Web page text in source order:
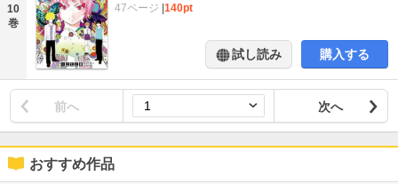
10
巻
47ページ |140pt
試し読み 購入する
前へ 次へ
おすすめ作品